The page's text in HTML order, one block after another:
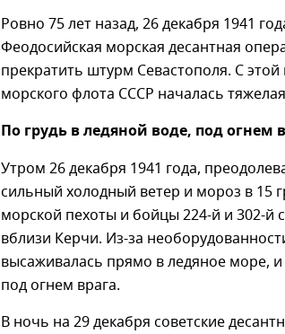
Ровно 75 лет назад, 26 декабря 1941
Феодосийская морская десантная
прекратить штурм Севастополя. С
морского флота СССР началась
По грудь в ледяной воде, под огнем
Утром 26 декабря 1941 года,
сильный холодный ветер и мороз в 15
морской пехоты и бойцы 224-й и 302-й
вблизи Керчи. Из-за
высаживалась прямо в ледяное море,
под огнем врага.
В ночь на 29 декабря советские